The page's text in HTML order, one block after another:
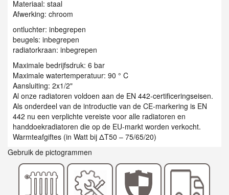
Materiaal: staal
Afwerking: chroom
ontluchter: inbegrepen
beugels: inbegrepen
radiatorkraan: inbegrepen
Maximale bedrijfsdruk: 6 bar
Maximale watertemperatuur: 90 ° C
Aansluiting: 2x1/2"
Al onze radiatoren voldoen aan de EN 442-certificeringseisen.
Als onderdeel van de introductie van de CE-markering is EN
442 nu een verplichte vereiste voor alle radiatoren en
handdoekradiatoren die op de EU-markt worden verkocht.
Warmteafgiftes (in Watt bij ΔT50 – 75/65/20)
Gebruik de pictogrammen